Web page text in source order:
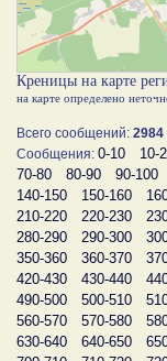
Креницы на карте
на карте определено
Всего сообщений: 2984
Сообщения: 0-10 10-
70-80
80-90 90-100
140-150
150-160
210-220
220-230
280-290
290-300
350-360
360-370
420-430
430-440
490-500
500-510
560-570
570-580
630-640
640-650